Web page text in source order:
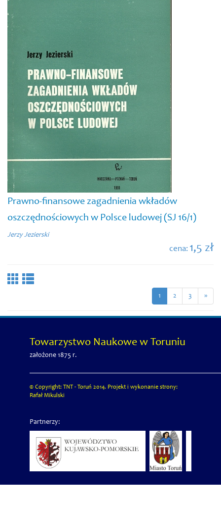
Prawno-finansowe zagadnienia wkładów
oszczędnościowych w Polsce ludowej (SJ 16/1)
Jerzy Jezierski
cena: 1,5 zł
1 2 3 »
Towarzystwo Naukowe w Toruniu
założone 1875 r.
© Copyright: TNT - Toruń 2014. Projekt i wykonanie strony:
Rafał Mikulski
Partnerzy: